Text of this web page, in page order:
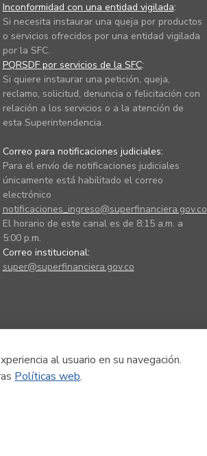
al usuario en su navegación.
Políticas web.
Inconformidad con una entidad vigilada:
Si necesita instaurar una queja por productos
o servicios ofrecidos por una entidad vigilada
por la SFC.
PQRSDF por servicios de la SFC:
Si quiere instaurar una petición, queja,
reclamo, solicitud, denuncia o felicitación con
relación a los servicios o a la atención de
esta Superintendencia.
Correo para notificaciones judiciales:
Para el envío de notificaciones judiciales
únicamente está habilitado el correo
electrónico
notificaciones_ingreso@superfinanciera.gov.co
El horario de este canal es de 8:15 a.m. a
5:00 p.m.
Correo institucional:
super@superfinanciera.gov.co